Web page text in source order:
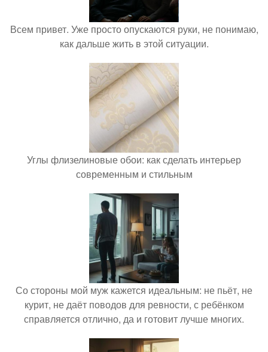
Всем привет. Уже просто опускаются руки, не понимаю,
как дальше жить в этой ситуации.
Углы флизелиновые обои: как сделать интерьер
современным и стильным
Со стороны мой муж кажется идеальным: не пьёт, не
курит, не даёт поводов для ревности, с ребёнком
справляется отлично, да и готовит лучше многих.